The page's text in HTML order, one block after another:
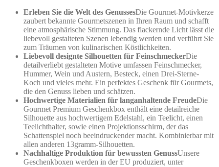
Erleben Sie die Welt des GenussesDie Gourmet-Motivkerze
zaubert bekannte Gourmetszenen in Ihren Raum und schafft
eine atmosphärische Stimmung. Das flackernde Licht lässt die
liebevoll gestalteten Szenen lebendig werden und verführt Sie
zum Träumen von kulinarischen Köstlichkeiten.
Liebevoll designte Silhouetten für FeinschmeckerDie
detailverliebt gestalteten Motive umfassen Feinschmecker,
Hummer, Wein und Austern, Besteck, einen Drei-Sterne-
Koch und vieles mehr. Ein perfektes Geschenk für Gourmets,
die den Genuss lieben und schätzen.
Hochwertige Materialien für langanhaltende FreudeDie
Gourmet Premium Geschenkbox enthält eine detailreiche
Silhouette aus hochwertigem Edelstahl, ein Teelicht, einen
Teelichthalter, sowie einen Projektionsschirm, der das
Schattenspiel noch beeindruckender macht. Kombinierbar mit
allen anderen 13gramm-Silhouetten.
Nachhaltige Produktion für bewussten GenussUnsere
Geschenkboxen werden in der EU produziert, unter